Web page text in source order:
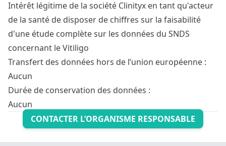
Intérêt légitime de la société Clinityx en tant qu'acteur
de la santé de disposer de chiffres sur la faisabilité
d'une étude complète sur les données du SNDS
concernant le Vitiligo
Transfert des données hors de l’union européenne :
Aucun
Durée de conservation des données :
Aucun
CONTACTER L’ORGANISME RESPONSABLE